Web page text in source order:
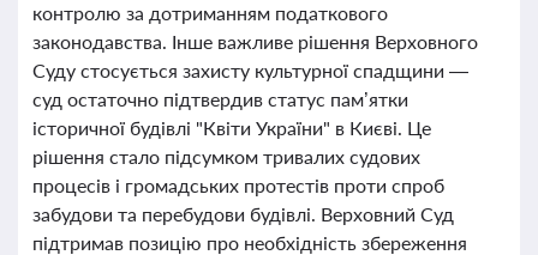
контролю за дотриманням податкового
законодавства. Інше важливе рішення Верховного
Суду стосується захисту культурної спадщини —
суд остаточно підтвердив статус пам’ятки
історичної будівлі "Квіти України" в Києві. Це
рішення стало підсумком тривалих судових
процесів і громадських протестів проти спроб
забудови та перебудови будівлі. Верховний Суд
підтримав позицію про необхідність збереження